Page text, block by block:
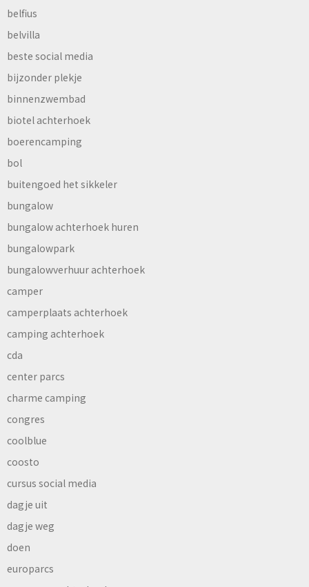
belfius
belvilla
beste social media
bijzonder plekje
binnenzwembad
biotel achterhoek
boerencamping
bol
buitengoed het sikkeler
bungalow
bungalow achterhoek huren
bungalowpark
bungalowverhuur achterhoek
camper
camperplaats achterhoek
camping achterhoek
cda
center parcs
charme camping
congres
coolblue
coosto
cursus social media
dagje uit
dagje weg
doen
europarcs